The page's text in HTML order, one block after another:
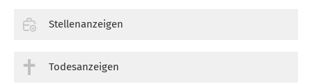
Stellenanzeigen
Todesanzeigen